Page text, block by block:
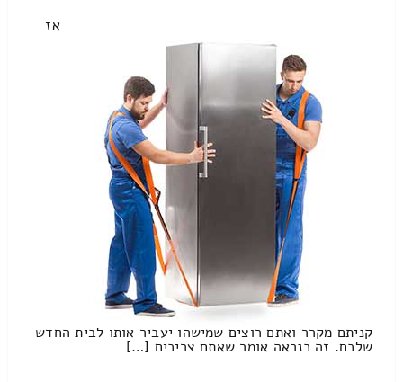
אז
קניתם מקרר ואתם רוצים שמישהו יעביר אותו לבית החדש
שלכם. זה כנראה אומר שאתם צריכים […]